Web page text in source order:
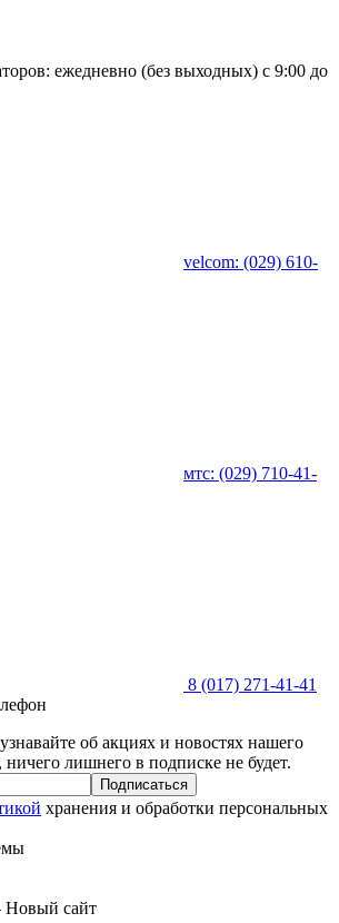
ежедневно (без выходных) с 9:00 до
velcom: (029) 610-
мтс: (029) 710-41-
8 (017) 271-41-41
об акциях и новостях нашего
лишнего в подписке не будет.
Подписаться
хранения и обработки персональных
сайт